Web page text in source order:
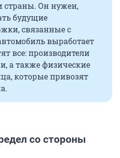
страны. Он нужен,
будущие
связанные с
выработает
все: производители
а также физические
которые привозят
со стороны